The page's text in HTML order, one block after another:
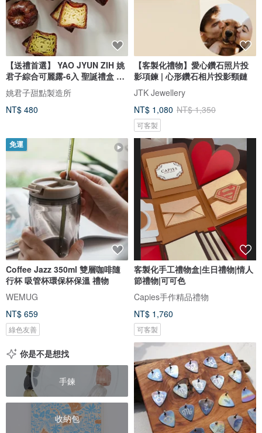
【送禮首選】 YAO JYUN ZIH 姚
君子綜合可麗露-6入 聖誕禮盒 甜
點
姚君子甜點製造所
NT$ 480
【客製化禮物】愛心鑽石照片投
影項鍊 | 心形鑽石相片投影頸鏈
JTK Jewellery
NT$ 1,080 NT$ 1,350
可客製
免運
Coffee Jazz 350ml 雙層咖啡隨
行杯 吸管杯環保杯保溫 禮物
WEMUG
NT$ 659
綠色友善
客製化手工禮物盒|生日禮物|情人
節禮物|可可色
Capies手作精品禮物
NT$ 1,760
可客製
你是不是想找
手鍊
收納包